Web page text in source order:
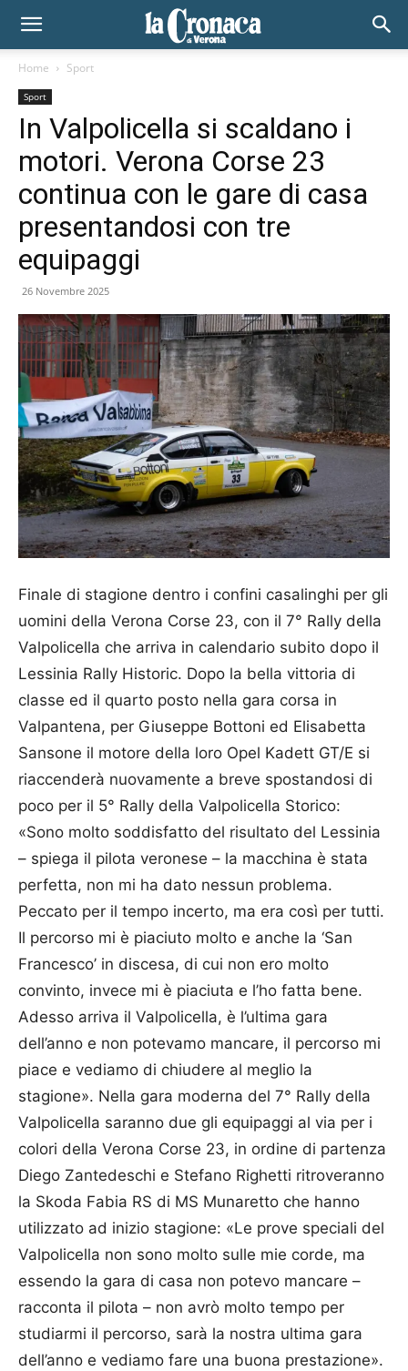
Home Sport
Sport
In Valpolicella si scaldano i
motori. Verona Corse 23
continua con le gare di casa
presentandosi con tre
equipaggi
26 Novembre 2025
Finale di stagione dentro i confini casalinghi per gli
uomini della Verona Corse 23, con il 7° Rally della
Valpolicella che arriva in calendario subito dopo il
Lessinia Rally Historic. Dopo la bella vittoria di
classe ed il quarto posto nella gara corsa in
Valpantena, per Giuseppe Bottoni ed Elisabetta
Sansone il motore della loro Opel Kadett GT/E si
riaccenderà nuovamente a breve spostandosi di
poco per il 5° Rally della Valpolicella Storico:
«Sono molto soddisfatto del risultato del Lessinia
– spiega il pilota veronese – la macchina è stata
perfetta, non mi ha dato nessun problema.
Peccato per il tempo incerto, ma era così per tutti.
Il percorso mi è piaciuto molto e anche la ‘San
Francesco’ in discesa, di cui non ero molto
convinto, invece mi è piaciuta e l’ho fatta bene.
Adesso arriva il Valpolicella, è l’ultima gara
dell’anno e non potevamo mancare, il percorso mi
piace e vediamo di chiudere al meglio la
stagione». Nella gara moderna del 7° Rally della
Valpolicella saranno due gli equipaggi al via per i
colori della Verona Corse 23, in ordine di partenza
Diego Zantedeschi e Stefano Righetti ritroveranno
la Skoda Fabia RS di MS Munaretto che hanno
utilizzato ad inizio stagione: «Le prove speciali del
Valpolicella non sono molto sulle mie corde, ma
essendo la gara di casa non potevo mancare –
racconta il pilota – non avrò molto tempo per
studiarmi il percorso, sarà la nostra ultima gara
dell’anno e vediamo fare una buona prestazione».